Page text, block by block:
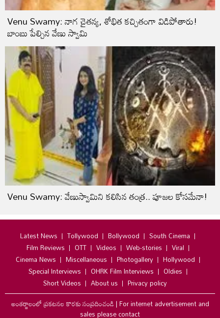
Venu Swamy: నాగ చైత‌న్య‌, శోభిత‌ కచ్చితంగా విడిపోతారు!
బాంబు పేల్చిన వేణు స్వామి
Venu Swamy: వేణుస్వామిని క‌లిసిన తంత్ర‌.. పూజ‌ల కోస‌మేనా!
Latest News Tollywood Bollywood
South Cinema
Film Reviews
OTT Videos Web-stories
Viral
Cinema News
Miscellaneous Photogallery
Hollywood
Special Interviews
OHRK Film Interviews
Oldies
Short Videos
About us
Privacy policy
అంతర్జాలంలో ప్రకటనల కొరకు సంప్రదించండి|For internet advertisement and
sales please contact